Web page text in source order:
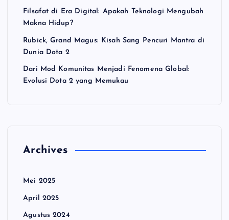
Filsafat di Era Digital: Apakah Teknologi Mengubah
Makna Hidup?
Rubick, Grand Magus: Kisah Sang Pencuri Mantra di
Dunia Dota 2
Dari Mod Komunitas Menjadi Fenomena Global:
Evolusi Dota 2 yang Memukau
Archives
Mei 2025
April 2025
Agustus 2024